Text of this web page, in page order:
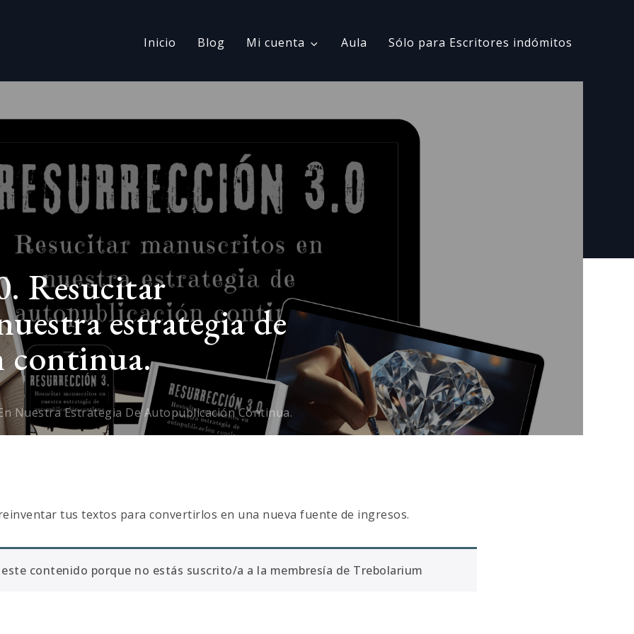
Inicio Blog Mi cuenta Aula Sólo para Escritores indómitos
Resucitar
estrategia de
continua.
Nuestra Estrategia De Autopublicación Continua.
reinventar tus textos para convertirlos en una nueva fuente de ingresos.
este contenido porque no estás suscrito/a a la membresía de Trebolarium